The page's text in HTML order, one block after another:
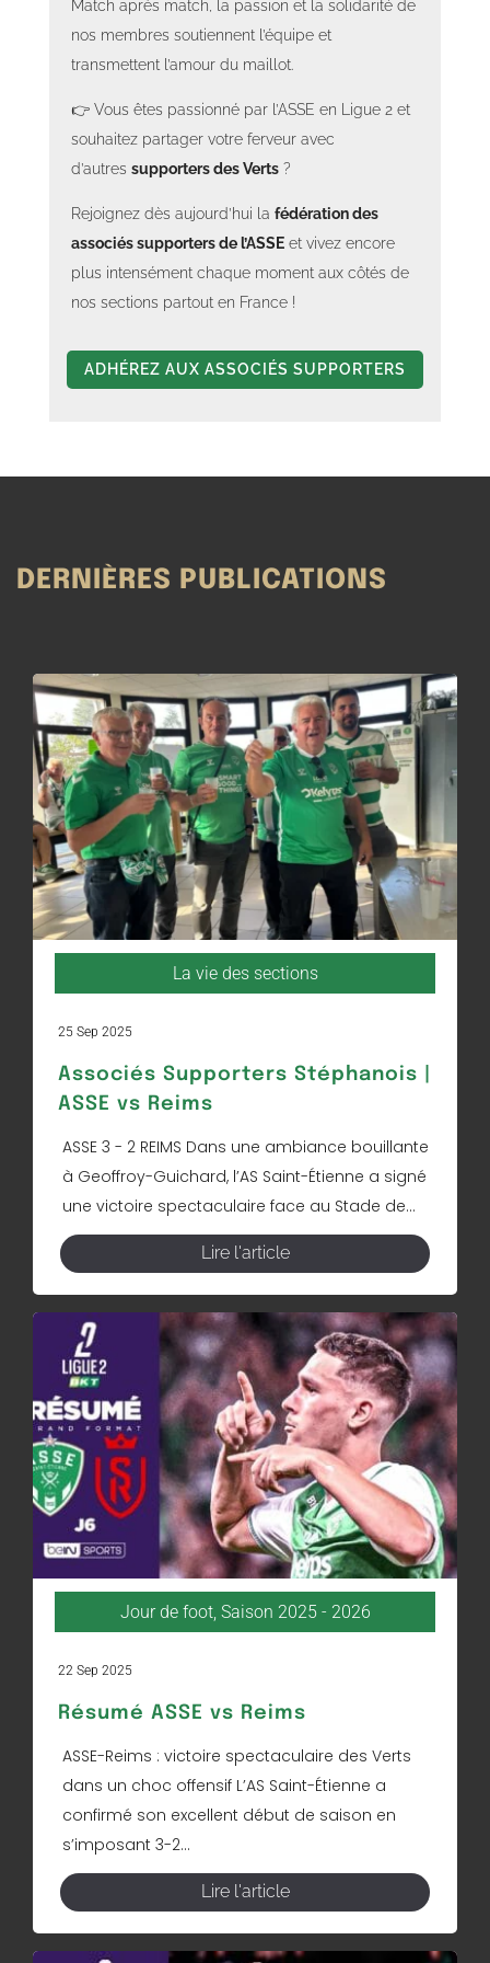
Section 51 Contentin - ASSE vs Guingamp - Septembre 2025
Section 40 Verts Bretons - ASSE vs Guingamp - Septembre 2025
Section 121 Les coeurs verts - ASSE vs Guingamp - septembre 2025
Section 121 Les coeurs verts - ASSE vs Guingamp - septembre 2025
Section 121 Les coeurs verts - ASSE vs Guingamp - septembre 2025
Section 121 Les coeurs verts - ASSE vs Guingamp - septembre 2025
Section 121 Les coeurs verts - ASSE vs Guingamp - septembre 2025
Section 121 Les coeurs verts - ASSE vs Guingamp - septembre 2025
Section 121 Les coeurs verts - ASSE vs Guingamp - septembre 2025
Section 121 Les coeurs verts - ASSE vs Guingamp - septembre 2025
Match après match, la passion et la solidarité de
nos membres soutiennent l’équipe et
transmettent l’amour du maillot.
👉 Vous êtes passionné par l’ASSE en Ligue 2 et
souhaitez partager votre ferveur avec
d’autres supporters des Verts ?
Rejoignez dès aujourd’hui la fédération des
associés supporters de l’ASSE et vivez encore
plus intensément chaque moment aux côtés de
nos sections partout en France !
ADHÉREZ AUX ASSOCIÉS SUPPORTERS
DERNIÈRES PUBLICATIONS
La vie des sections
25 Sep 2025
Associés Supporters Stéphanois |
ASSE vs Reims
ASSE 3 - 2 REIMS Dans une ambiance bouillante
à Geoffroy-Guichard, l’AS Saint-Étienne a signé
une victoire spectaculaire face au Stade de...
Lire l'article
Jour de foot, Saison 2025 - 2026
22 Sep 2025
Résumé ASSE vs Reims
ASSE-Reims : victoire spectaculaire des Verts
dans un choc offensif L’AS Saint-Étienne a
confirmé son excellent début de saison en
s’imposant 3-2...
Lire l'article